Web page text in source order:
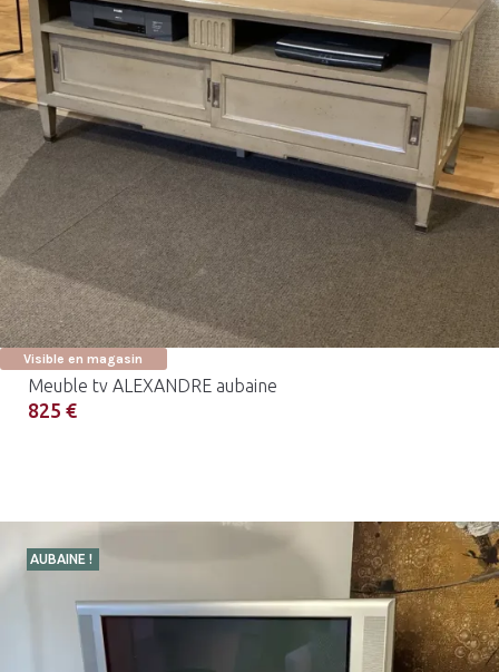
Visible en magasin
Meuble tv ALEXANDRE aubaine
825 €
AUBAINE !